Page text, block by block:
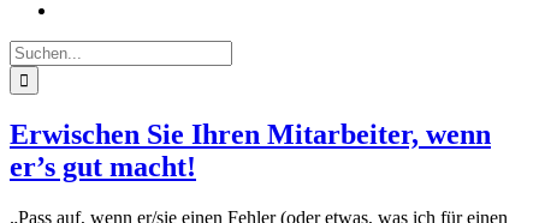
Suche
nach:
Erwischen Sie Ihren Mitarbeiter, wenn
er’s gut macht!
„Pass auf, wenn er/sie einen Fehler (oder etwas, was ich für einen